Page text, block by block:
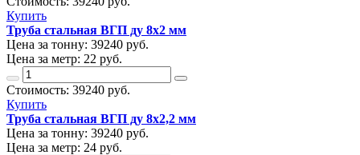
Купить
Труба стальная ВГП ду 8х2 мм
Цена за тонну: 39240 руб.
Цена за метр: 22 руб.
Стоимость: 39240 руб.
Купить
Труба стальная ВГП ду 8х2,2 мм
Цена за тонну: 39240 руб.
Цена за метр: 24 руб.